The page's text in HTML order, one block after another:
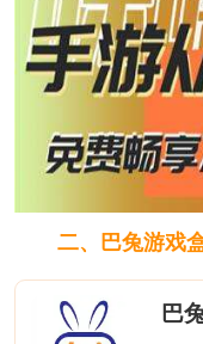
二、巴兔游戏
巴